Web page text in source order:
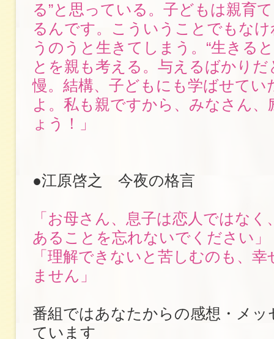
る”と思っている。子どもは親育
るんです。こういうことでもな
うのうと生きてしまう。“生きる
とを親も考える。与えるばかりだ
慢。結構、子どもにも学ばせてい
よ。私も親ですから、みなさん、
ょう！」
●江原啓之 今夜の格言
「お母さん、息子は恋人ではなく
あることを忘れないでください」
「理解できないと苦しむのも、
ません」
番組ではあなたからの感想・メッ
ています